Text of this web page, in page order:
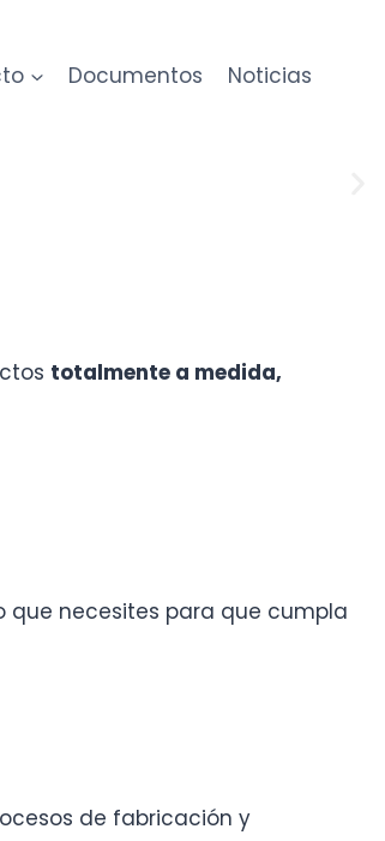
Documentos Noticias
totalmente a medida,
que necesites para que cumpla
de fabricación y